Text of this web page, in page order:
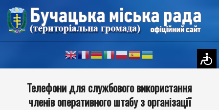
Skip
content
NavigationТелефони для службового використання
членів оперативного штабу з організації